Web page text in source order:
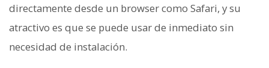
directamente desde un browser como Safari, y su
atractivo es que se puede usar de inmediato sin
necesidad de instalación.